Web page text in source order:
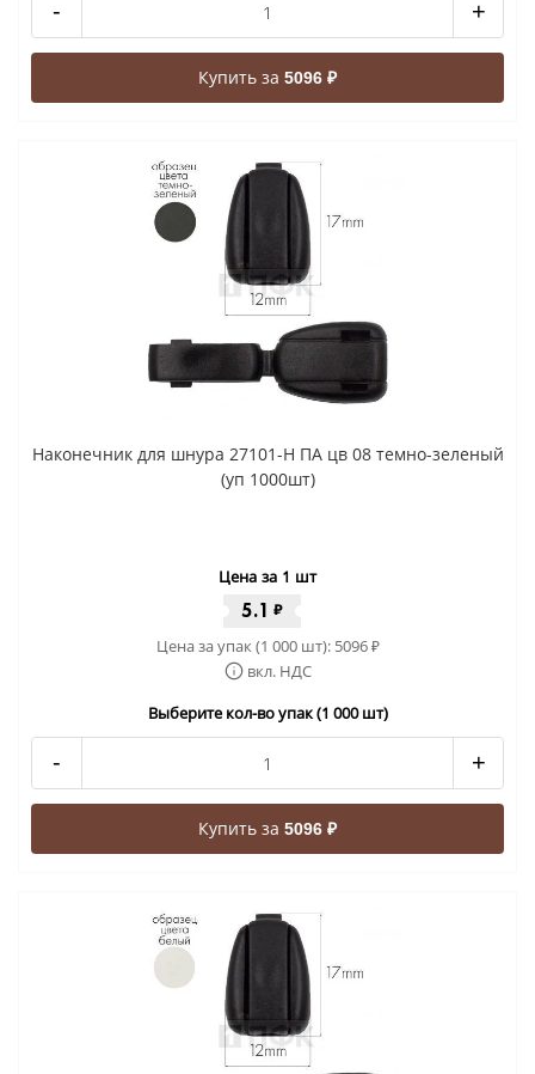
- +
Купить за 5096 ₽
Наконечник для шнура 27101-Н ПА цв 08 темно-зеленый
(уп 1000шт)
Цена за 1 шт
5.1 ₽
Цена за упак (1 000 шт): 5096₽
вкл. НДС
Выберите кол-во упак (1 000 шт)
- +
Купить за 5096 ₽